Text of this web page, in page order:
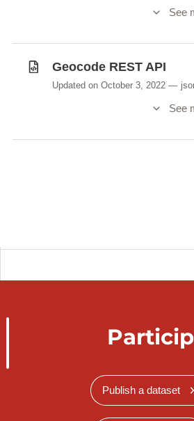
See
Geocode REST API
Updated on October 3, 2022
See
Publish a dataset